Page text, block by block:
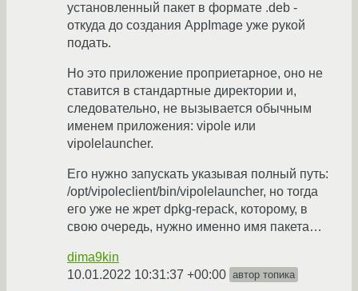
установленный пакет в формате .deb -
откуда до создания AppImage уже рукой
подать.
Но это приложение проприетарное, оно не
ставится в стандартные директории и,
следовательно, не вызывается обычным
именем приложения: vipole или
vipolelauncher.
Его нужно запускать указывая полный путь:
/opt/vipoleclient/bin/vipolelauncher, но тогда
его уже не жрет dpkg-repack, которому, в
свою очередь, нужно именно имя пакета…
dima9kin
10.01.2022 10:31:37 +00:00 автор топика